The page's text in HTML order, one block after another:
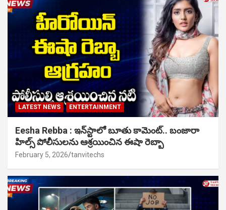
LATEST NEWS ENTERTAINMENT
Eesha Rebba : ఇన్‌స్టాలో బూతు కామెంట్.. బంజారా
హిల్స్ పోలీసులను ఆశ్రయించిన ఈషా రెబ్బా
February 5, 2026 tanvitechs